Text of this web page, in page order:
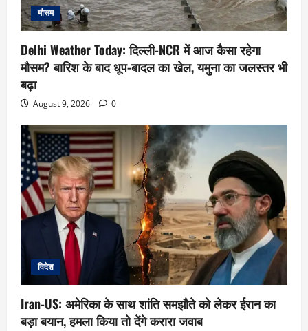
मौसम
Delhi Weather Today: दिल्ली-NCR में आज कैसा रहेगा
मौसम? बारिश के बाद धूप-बादल का खेल, यमुना का जलस्तर भी
बढ़ा
August 9, 2026 0
विदेश
Iran-US: अमेरिका के साथ शांति समझौते को लेकर ईरान का
बड़ा बयान, हमला किया तो देंगे करारा जवाब